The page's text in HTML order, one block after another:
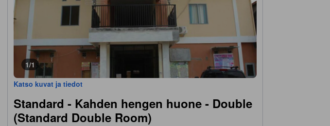
1/1
Katso kuvat ja tiedot
Standard - Kahden hengen huone - Double
(Standard Double Room)